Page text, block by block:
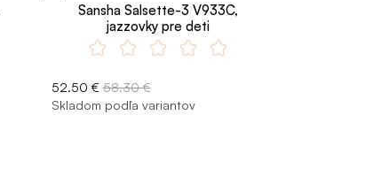
Sansha Salsette-3 V933C,
jazzovky pre deti
52.50 € 58.30 €
Skladom podľa variantov